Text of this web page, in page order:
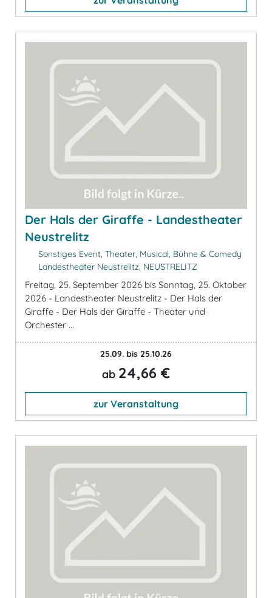
Der Hals der Giraffe - Landestheater
Neustrelitz
Sonstiges Event, Theater, Musical, Bühne & Comedy
Landestheater Neustrelitz, NEUSTRELITZ
Freitag, 25. September 2026 bis Sonntag, 25. Oktober
2026 - Landestheater Neustrelitz - Der Hals der
Giraffe - Der Hals der Giraffe - Theater und
Orchester ...
25.09. bis 25.10.26
ab 24,66 €
zur Veranstaltung